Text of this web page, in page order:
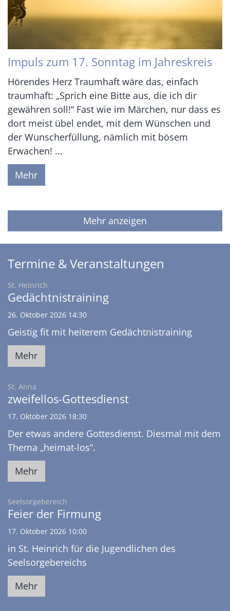
Impuls zum 17. Sonntag im Jahreskreis
Hörendes Herz Traumhaft wäre das, einfach
traumhaft: „Sprich eine Bitte aus, die ich dir
gewähren soll!“ Fast wie im Märchen, nur dass es
dort meist übel endet, mit dem Wünschen und
der Wunscherfüllung, nämlich mit bösem
Erwachen! ...
Mehr
Mehr anzeigen
Termine & Veranstaltungen
St. Heinrich
Gedächtnistraining
26. Oktober 2026 14:30
Geistig fit mit heiterem Gedächtnistraining
Mehr
St. Anna
zweifellos-Gottesdienst
17. Oktober 2026 18:30
Der etwas andere Gottesdienst. Diesmal mit dem
Thema „heimat-los“.
Mehr
Seelsorgebereich
Feier der Firmung
17. Oktober 2026 10:00
in St. Heinrich für die Jugendlichen des
Seelsorgebereichs
Mehr